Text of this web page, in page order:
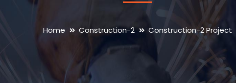
Home Construction-2 Construction-2 Project